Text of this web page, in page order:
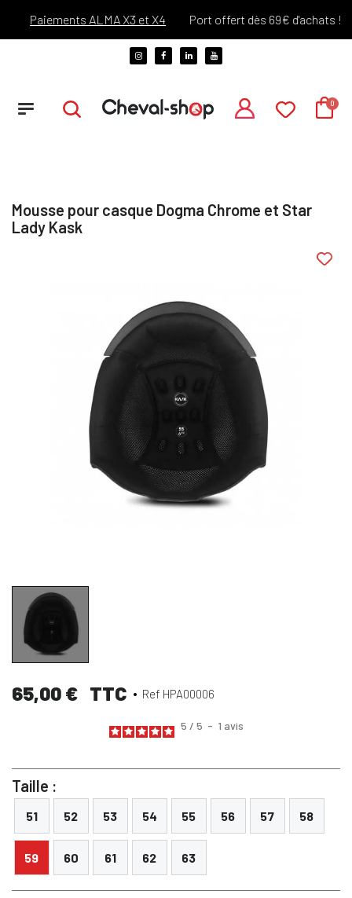
Paiements ALMA X3 et X4 Port offert dès 69€ d'achats !*
Mousse pour casque Dogma Chrome et Star
Lady Kask
65,00 € TTC Ref HPA00006
5 / 5 - 1 avis
Taille :
51 52 53 54 55 56 57 58
59 60 61 62 63